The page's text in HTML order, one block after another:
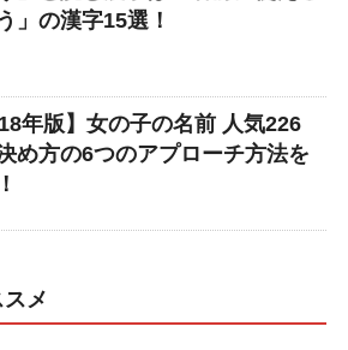
」の漢字15選！
年版】女の子の名前 人気226
め方の6つのアプローチ方法を
メ